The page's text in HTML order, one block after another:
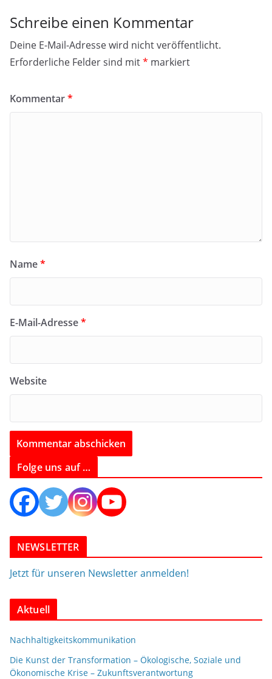
Schreibe einen Kommentar
Deine E-Mail-Adresse wird nicht veröffentlicht.
Erforderliche Felder sind mit* markiert
Kommentar*
Name*
E-Mail-Adresse*
Website
Folge uns auf …
NEWSLETTER
Jetzt für unseren Newsletter anmelden!
Aktuell
Nachhaltigkeitskommunikation
Die Kunst der Transformation – Ökologische, Soziale und
Ökonomische Krise – Zukunftsverantwortung